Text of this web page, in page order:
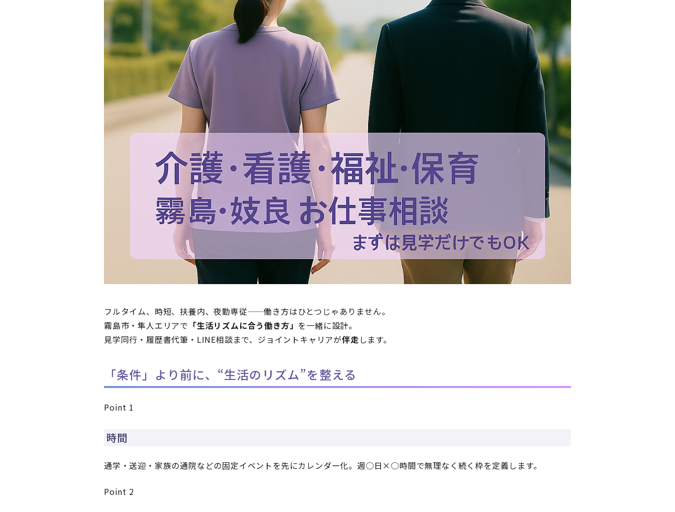
フルタイム、時短、扶養内、夜勤専従——働き方はひとつじゃありません。
霧島市・隼人エリアで 「生活リズムに合う働き方」 を一緒に設計。
見学同行・履歴書代筆・LINE相談まで、ジョイントキャリアが伴走します。
「条件」より前に、“生活のリズム”を整える
Point 1
時間
通学・送迎・家族の通院などの固定イベントを先にカレンダー化。週○日×○時間で無理なく続く枠を定義します。
Point 2